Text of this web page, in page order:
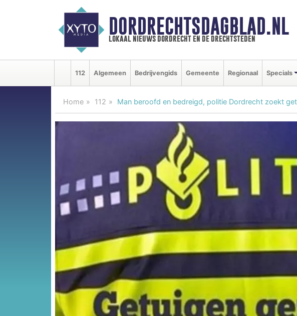
DORDRECHTSDAGBLAD.NL
lokaal nieuws dordrecht en de drechtsteden
112 Algemeen Bedrijvengids Gemeente Regionaal Specials
Home 112 Man beroofd en bedreigd, politie Dordrecht zoekt